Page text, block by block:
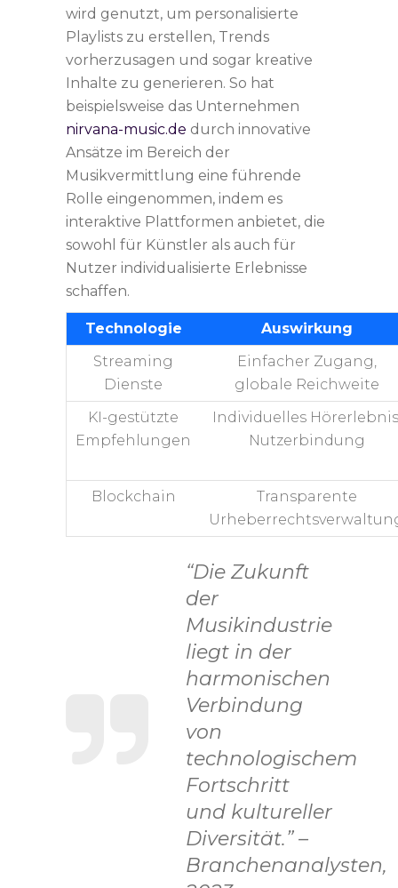
wird genutzt, um personalisierte
Playlists zu erstellen, Trends
vorherzusagen und sogar kreative
Inhalte zu generieren. So hat
beispielsweise das Unternehmen
nirvana-music.de durch innovative
Ansätze im Bereich der
Musikvermittlung eine führende
Rolle eingenommen, indem es
interaktive Plattformen anbietet, die
sowohl für Künstler als auch für
Nutzer individualisierte Erlebnisse
schaffen.
Technologie
Auswirkung
Streaming
Dienste
Einfacher Zugang,
globale Reichweite
KI-gestützte
Empfehlungen
Individuelles
Nutzerbindung
Blockchain
Transparente
“Die Zukunft
der
Musikindustrie
liegt in der
harmonischen
Verbindung
von
technologischem
Fortschritt
und kultureller
Diversität.” –
Branchenanalysten,